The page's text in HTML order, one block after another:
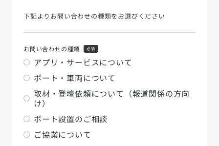
下記よりお問い合わせの種類をお選びください
お問い合わせの種類 必須
アプリ・サービスについて
ポート・車両について
取材・登壇依頼について（報道関係の方向
け）
ポート設置のご相談
ご協業について